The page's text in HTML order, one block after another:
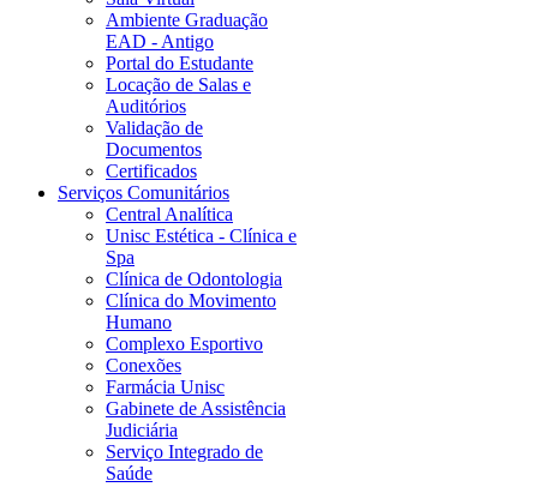
Ambiente Graduação
EAD - Antigo
Portal do Estudante
Locação de Salas e
Auditórios
Validação de
Documentos
Certificados
Serviços Comunitários
Central Analítica
Unisc Estética - Clínica e
Spa
Clínica de Odontologia
Clínica do Movimento
Humano
Complexo Esportivo
Conexões
Farmácia Unisc
Gabinete de Assistência
Judiciária
Serviço Integrado de
Saúde